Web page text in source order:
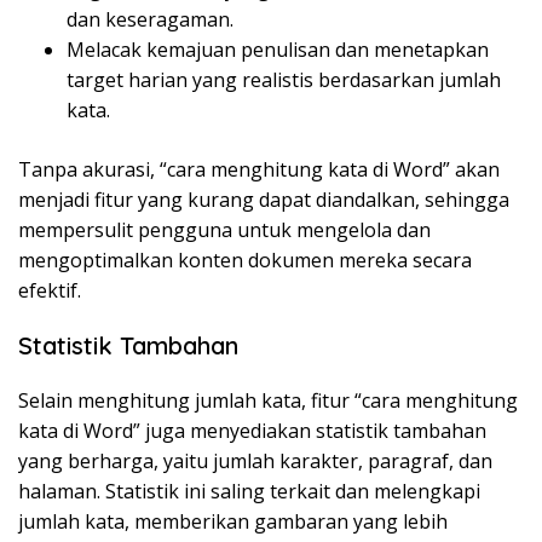
dan keseragaman.
Melacak kemajuan penulisan dan menetapkan
target harian yang realistis berdasarkan jumlah
kata.
Tanpa akurasi, “cara menghitung kata di Word” akan
menjadi fitur yang kurang dapat diandalkan, sehingga
mempersulit pengguna untuk mengelola dan
mengoptimalkan konten dokumen mereka secara
efektif.
Statistik Tambahan
Selain menghitung jumlah kata, fitur “cara menghitung
kata di Word” juga menyediakan statistik tambahan
yang berharga, yaitu jumlah karakter, paragraf, dan
halaman. Statistik ini saling terkait dan melengkapi
jumlah kata, memberikan gambaran yang lebih